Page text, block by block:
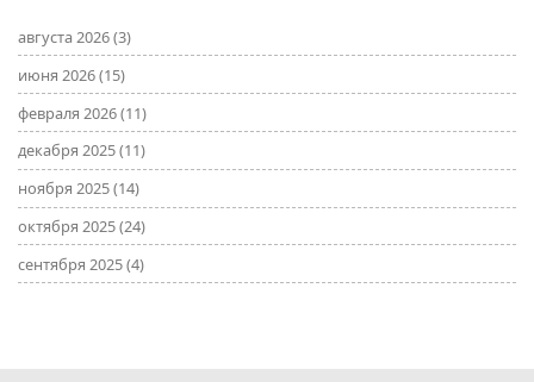
августа 2026(3)
июня 2026(15)
февраля 2026(11)
декабря 2025(11)
ноября 2025(14)
октября 2025(24)
сентября 2025(4)